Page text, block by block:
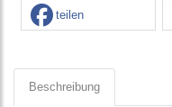
teilen
Beschreibung